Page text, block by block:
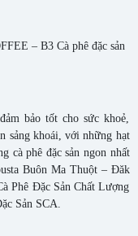
– B3 Cà phê đặc sản
bảo tốt cho sức khoẻ,
sảng khoái, với những hạt
cà phê đặc sản ngon nhất
Buôn Ma Thuột – Đăk
Phê Đặc Sản Chất Lượng
Sản SCA.